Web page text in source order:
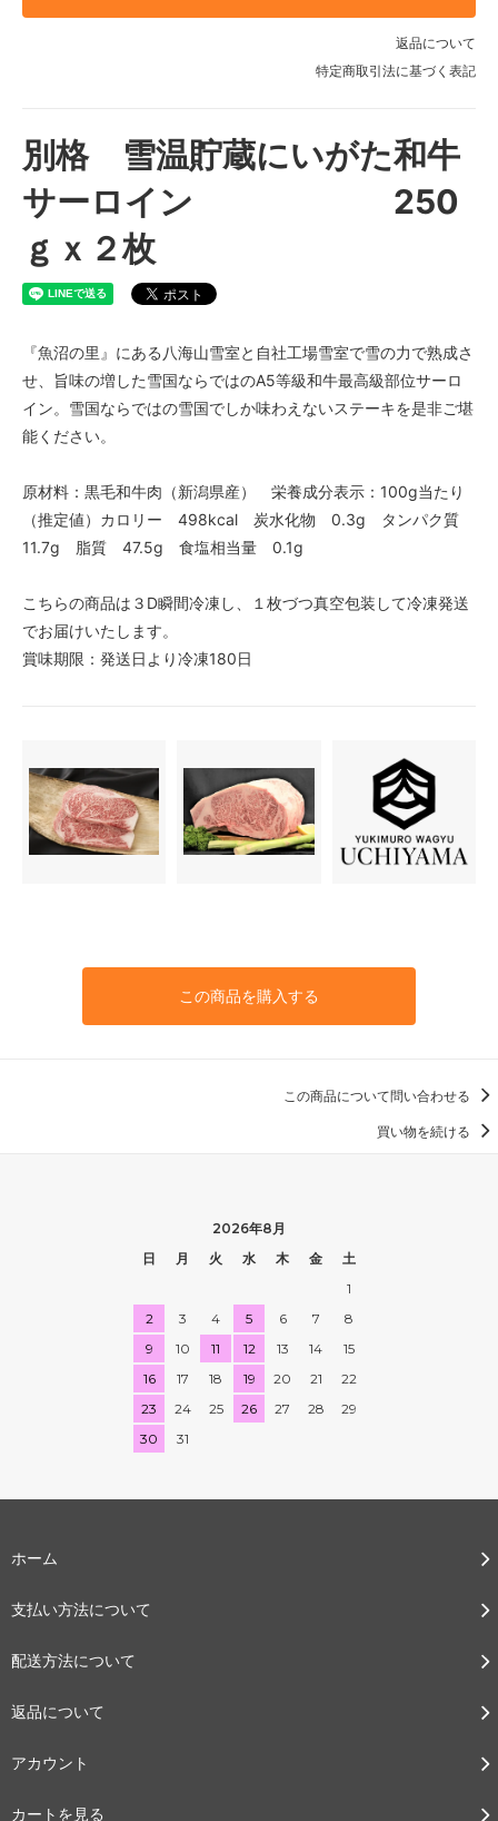
返品について
特定商取引法に基づく表記
別格 雪温貯蔵にいがた和牛
サーロイン 250
ｇｘ２枚
『魚沼の里』にある八海山雪室と自社工場雪室で雪の力で熟成さ
せ、旨味の増した雪国ならではのA5等級和牛最高級部位サーロ
イン。雪国ならではの雪国でしか味わえないステーキを是非ご堪
能ください。
原材料：黒毛和牛肉（新潟県産） 栄養成分表示：100g当たり
（推定値）カロリー 498kcal 炭水化物 0.3g タンパク質
11.7g 脂質 47.5g 食塩相当量 0.1g
こちらの商品は３D瞬間冷凍し、１枚づつ真空包装して冷凍発送
でお届けいたします。
賞味期限：発送日より冷凍180日
この商品を購入する
この商品について問い合わせる
買い物を続ける
2026年8月
日
月 火 水 木 金
土
1
2
3 4 5 6 7
8
9
10 11 12 13 14
15
16
17 18 19 20 21
22
23
24 25 26 27 28
29
30
31
ホーム
支払い方法について
配送方法について
返品について
アカウント
カートを見る